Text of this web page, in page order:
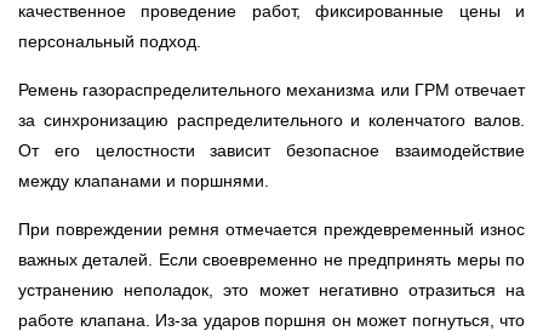
Петрозаводск
Самара
Санкт-Петербург
Саратов
Солнцево
качественное проведение работ, фиксированные цены и
персональный подход.
Ремень газораспределительного механизма или ГРМ отвечает
за синхронизацию распределительного и коленчатого валов.
От его целостности зависит безопасное взаимодействие
между клапанами и поршнями.
При повреждении ремня отмечается преждевременный износ
важных деталей. Если своевременно не предпринять меры по
устранению неполадок, это может негативно отразиться на
работе клапана. Из-за ударов поршня он может погнуться, что